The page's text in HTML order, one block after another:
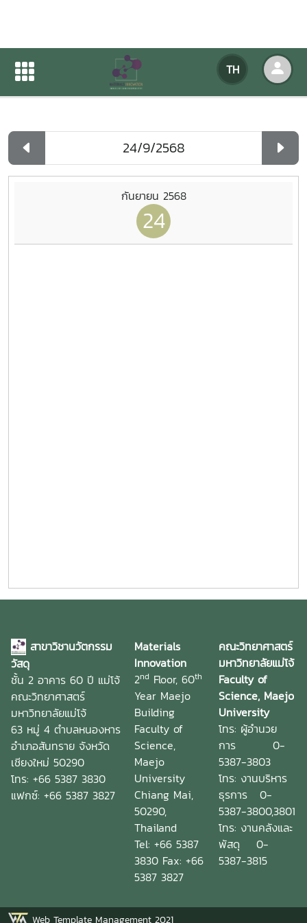
TH
ปฏิทินกิจกรรมของหน่วยงาน
ปฏิทินกิจกรรมของหน่วยงาน
กันยายน 2568
24
สาขาวิชานวัตกรรม
วัสดุ
ชั้น 2 อาคาร 60 ปี แม่โจ้
คณะวิทยาศาสตร์
มหาวิทยาลัยแม่โจ้
63 หมู่ 4 ตำบลหนองหาร
อำเภอสันทราย จังหวัด
เชียงใหม่ 50290
โทร: +66 5387 3830
แฟกซ์: +66 5387 3827
Materials
Innovation
2nd Floor, 60th
Year Maejo
Building
Faculty of
Science,
Maejo
University
Chiang Mai,
50290,
Thailand
Tel: +66 5387
3830 Fax: +66
5387 3827
คณะวิทยาศาสตร์
มหาวิทยาลัยแม่โจ้
Faculty of
Science, Maejo
University
โทร: ผู้อำนวย
การ 0-
5387-3803
โทร: งานบริหาร
ธุรการ 0-
5387-3800,3801
โทร: งานคลังและ
พัสดุ 0-
5387-3815
Web Template Management 2021